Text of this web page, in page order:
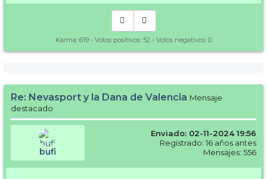
Karma: 619 - Votos positivos: 52 - Votos negativos: 0
Re: Nevasport y la Dana de Valencia Mensaje
destacado
bufi
Enviado: 02-11-2024 19:56
Registrado: 16 años antes
Mensajes: 556